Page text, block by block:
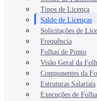
Tipos de Licença
Saldo de Licenças
Solicitações de
Frequência
Folhas de Ponto
Visão Geral da
Componentes da
Estruturas Salariais
Execuções de Folha